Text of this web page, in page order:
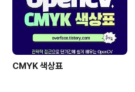
CMYK 색상표